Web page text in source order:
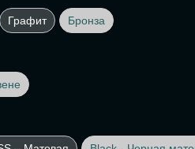
Графит Бронза